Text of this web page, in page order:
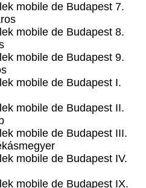
mobile de Budapest 7.
mobile de Budapest 8.
mobile de Budapest 9.
mobile de Budapest I.
mobile de Budapest II.
mobile de Budapest III.
mobile de Budapest IV.
mobile de Budapest IX.